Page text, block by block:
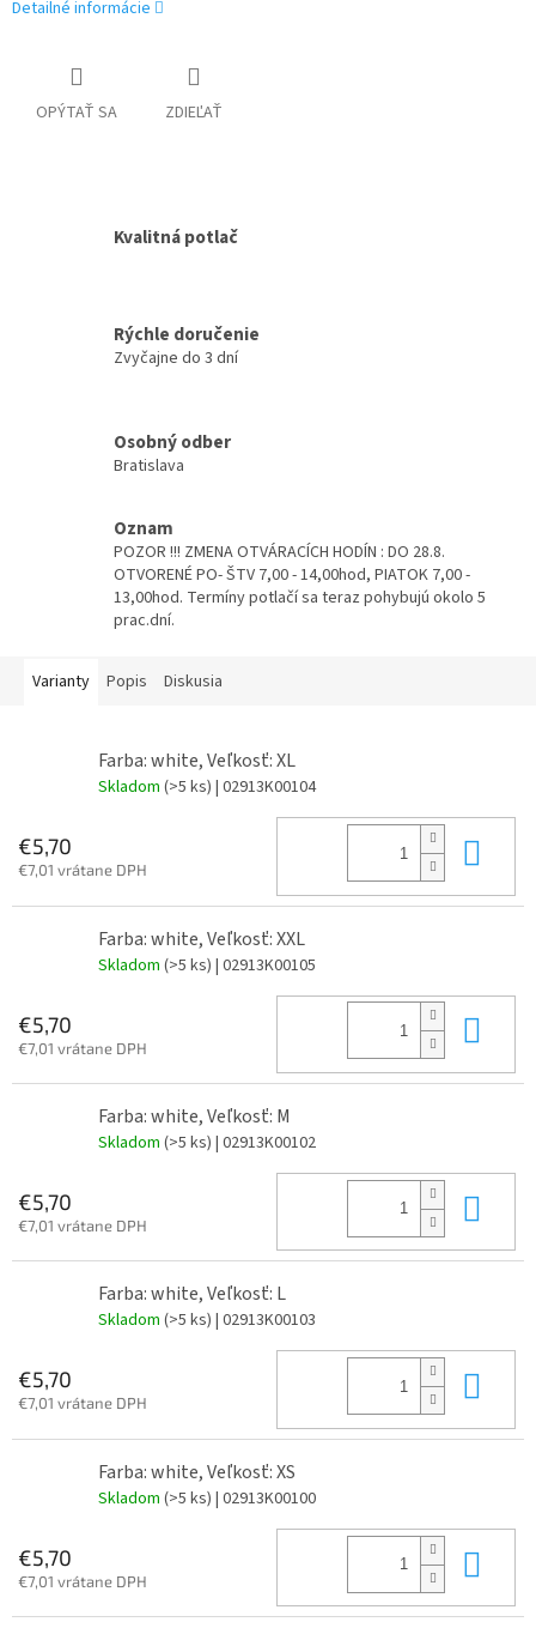
Detailné informácie
OPÝTAŤ SA ZDIEĽAŤ
Kvalitná potlač
Rýchle doručenie
Zvyčajne do 3 dní
Osobný odber
Bratislava
Oznam
POZOR !!! ZMENA OTVÁRACÍCH HODÍN : DO 28.8.
OTVORENÉ PO- ŠTV 7,00 - 14,00hod, PIATOK 7,00 -
13,00hod. Termíny potlačí sa teraz pohybujú okolo 5
prac.dní.
Varianty Popis Diskusia
Farba: white, Veľkosť: XL
Skladom (>5 ks) | 02913K00104
€5,70
€7,01 vrátane DPH
Farba: white, Veľkosť: XXL
Skladom (>5 ks) | 02913K00105
€5,70
€7,01 vrátane DPH
Farba: white, Veľkosť: M
Skladom (>5 ks) | 02913K00102
€5,70
€7,01 vrátane DPH
Farba: white, Veľkosť: L
Skladom (>5 ks) | 02913K00103
€5,70
€7,01 vrátane DPH
Farba: white, Veľkosť: XS
Skladom (>5 ks) | 02913K00100
€5,70
€7,01 vrátane DPH